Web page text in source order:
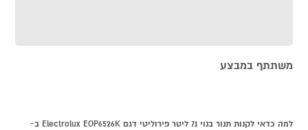
משתתף במבצע
למה כדאי לקנות תנור בנוי 71 ליטר פירוליטי דגם Electrolux EOP6526K ב-